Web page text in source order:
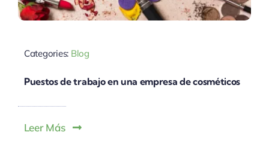
Categories: Blog
Puestos de trabajo en una empresa de cosméticos
Leer Más